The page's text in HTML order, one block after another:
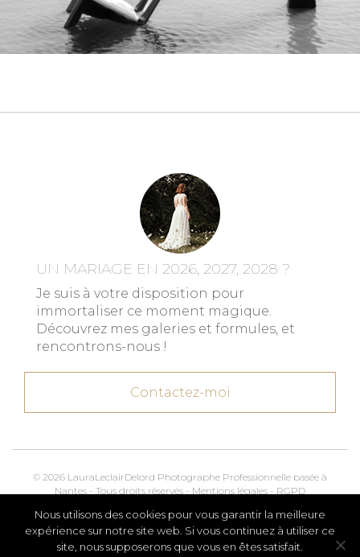
UN MARIAGE EN 2026, 2027, 2028 ?
Je suis à votre disposition pour
immortaliser ce moment magique.
Découvrez mes galeries et formules, et
rencontrons-nous !
Contactez-moi
© 2026 LauraLeclairDelord Photographe Professionnelle basée à
Nantes - Tous droits réservés - Mentions légales - RGPD
Kroox.ioMarketing, Creative & Digital
Nous utilisons des cookies pour vous garantir la meilleure
expérience sur notre site web. Si vous continuez à utiliser ce
site, nous supposerons que vous en êtes satisfait.